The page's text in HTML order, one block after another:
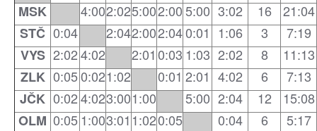
MSK
4:002:025:002:005:00 3:02 16
21:04
STČ 0:04 2:042:002:040:01 1:06 3
7:19
VYS 2:024:02 2:010:03 1:03 2:02 8
11:13
ZLK 0:050:021:02 0:01 2:01 4:02 6
7:13
JČK 0:024:023:001:00 5:00 2:04 12
15:08
OLM 0:05 1:003:01 1:020:05 0:04 6
5:17